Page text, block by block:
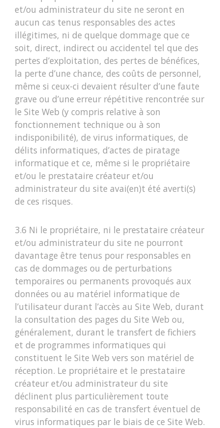
et/ou administrateur du site ne seront en
aucun cas tenus responsables des actes
illégitimes, ni de quelque dommage que ce
soit, direct, indirect ou accidentel tel que des
pertes d’exploitation, des pertes de bénéfices,
la perte d’une chance, des coûts de personnel,
même si ceux-ci devaient résulter d’une faute
grave ou d’une erreur répétitive rencontrée sur
le Site Web (y compris relative à son
fonctionnement technique ou à son
indisponibilité), de virus informatiques, de
délits informatiques, d’actes de piratage
informatique et ce, même si le propriétaire
et/ou le prestataire créateur et/ou
administrateur du site avai(en)t été averti(s)
de ces risques.
3.6 Ni le propriétaire, ni le prestataire créateur
et/ou administrateur du site ne pourront
davantage être tenus pour responsables en
cas de dommages ou de perturbations
temporaires ou permanents provoqués aux
données ou au matériel informatique de
l’utilisateur durant l’accès au Site Web, durant
la consultation des pages du Site Web ou,
généralement, durant le transfert de fichiers
et de programmes informatiques qui
constituent le Site Web vers son matériel de
réception. Le propriétaire et le prestataire
créateur et/ou administrateur du site
déclinent plus particulièrement toute
responsabilité en cas de transfert éventuel de
virus informatiques par le biais de ce Site Web.